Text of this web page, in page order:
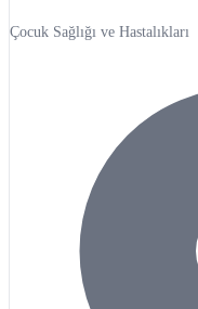
Çocuk Sağlığı ve Hastalıkları